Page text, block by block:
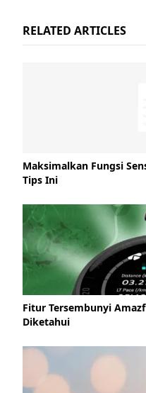
RELATED ARTICLES
Maksimalkan Fungsi
Tips Ini
Fitur Tersembunyi
Diketahui